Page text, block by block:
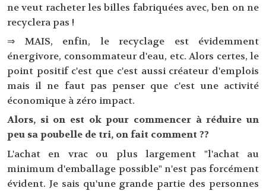
ne veut racheter les billes fabriquées avec, ben on ne
recyclera pas !
⇒ MAIS, enfin, le recyclage est évidemment
énergivore, consommateur d'eau, etc. Alors certes, le
point positif c'est que c'est aussi créateur d'emplois
mais il ne faut pas penser que c'est une activité
économique à zéro impact.
Alors, si on est ok pour commencer à réduire un
peu sa poubelle de tri, on fait comment ??
L'achat en vrac ou plus largement "l'achat au
minimum d'emballage possible" n'est pas forcément
évident. Je sais qu'une grande partie des personnes